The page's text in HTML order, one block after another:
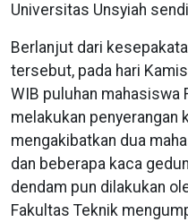
Universitas Unsyiah
Berlanjut dari
tersebut, pada hari
WIB puluhan mahasiswa
melakukan penyerangan
mengakibatkan dua
dan beberapa kaca
dendam pun dilakukan
Fakultas Teknik